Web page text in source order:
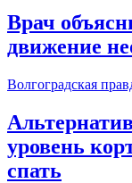
Врач
движение
Волгоградская
уровень
спать